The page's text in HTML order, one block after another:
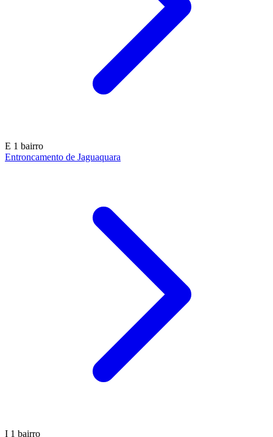
E 1 bairro
Entroncamento de Jaguaquara
I 1 bairro